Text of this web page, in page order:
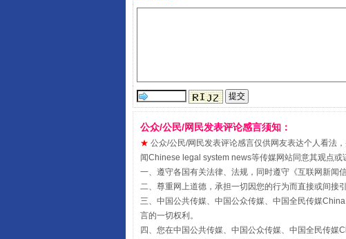
受贿1.44亿！段成刚被判无期
公众/公民/网民发表评论感言须知：
★ 公众/公民/网民发表评论感言仅供网友表达个人看法
闻Chinese legal system news等传媒网站同意其观点或
一、遵守各国有关法律、法规，同时遵守《互联网新闻
二、尊重网上道德，承担一切因您的行为而直接或间接
三、中国公共传媒、中国公众传媒、中国全民传媒
言的一切权利。
四、您在中国公共传媒、中国公众传媒、中国全民传